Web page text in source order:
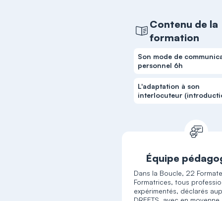
Contenu de la
formation
Son mode de
personnel 6h
L'adaptation à son
interlocuteur
Équipe
Dans la Boucle, 22
Formatrices, tous
expérimentés, déclarés